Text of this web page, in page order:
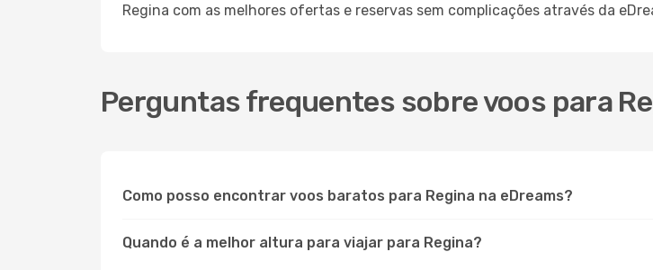
Regina com as melhores ofertas e reservas sem complicações através da
Perguntas frequentes sobre voos para
Como posso encontrar voos baratos para Regina na eDreams?
Quando é a melhor altura para viajar para Regina?